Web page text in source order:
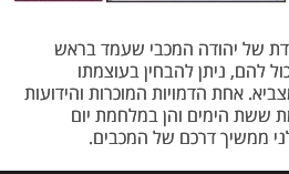
של יהודה המכבי שעמד בראש
להם, ניתן להבחין בעוצמתו
אחת הדמויות המוכרות והידועות
ששת הימים והן במלחמת יום
ממשיך דרכם של המכבים.